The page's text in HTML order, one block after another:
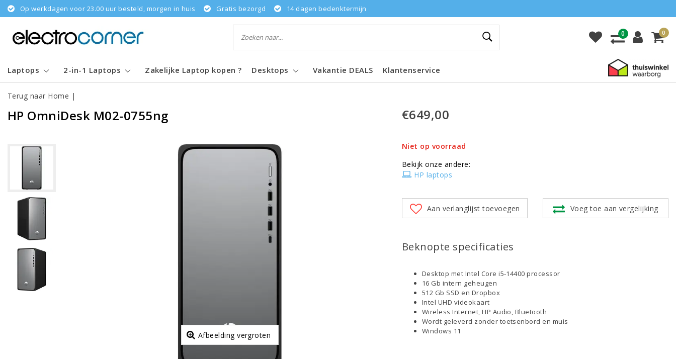
Op werkdagen voor 23.00 uur besteld, morgen in huis Gratis bezorgd 14 dagen bedenktermijn
0 0
Laptops 2-in-1 Laptops Zakelijke Laptop kopen ? Desktops Vakantie DEALS Klantenservice
Terug naar Home |
HP OmniDesk M02-0755ng
Afbeelding vergroten
€649,00
Niet op voorraad
Bekijk onze andere:
HP laptops
Aan verlanglijst toevoegen Voeg toe aan vergelijking
Beknopte specificaties
Desktop met Intel Core i5-14400 processor
16 Gb intern geheugen
512 Gb SSD en Dropbox
Intel UHD videokaart
Wireless Internet, HP Audio, Bluetooth
Wordt geleverd zonder toetsenbord en muis
Windows 11